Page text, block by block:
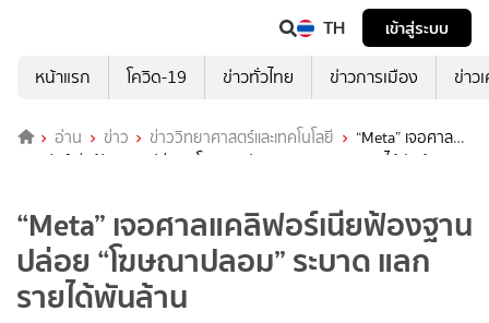
TH
เข้าสู่ระบบ
หน้าแรก
โควิด-19 ข่าวทั่วไทย ข่าวการเมือง ข่าว
อ่าน ข่าว ข่าววิทยาศาสตร์และเทคโนโลยี
“Meta” เจอศาล
แคลิฟอร์เนียฟ้องฐานปล่อย “โฆษณาปลอม” ระบาด แลกรายได้พันล้าน
“Meta” เจอศาลแคลิฟอร์เนียฟ้องฐาน
ปล่อย “โฆษณาปลอม” ระบาด แลก
รายได้พันล้าน